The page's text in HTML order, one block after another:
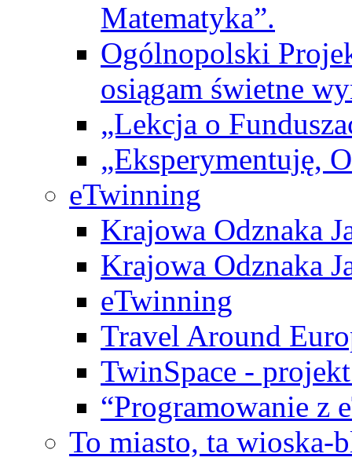
Matematyka”.
Ogólnopolski
osiągam świetne
„Lekcja o
„Eksperymentuję,
eTwinning
Krajowa Odznaka
Krajowa Odznaka
eTwinning
Travel Around
TwinSpace -
“Programowanie z
To miasto, ta wioska-